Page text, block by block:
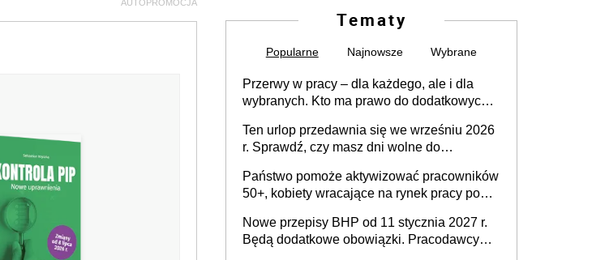
AUTOPROMOCJA
Tematy
Popularne Najnowsze Wybrane
Przerwy w pracy – dla każdego, ale i dla
wybranych. Kto ma prawo do dodatkowych
Ten urlop przedawnia się we wrześniu 2026
r. Sprawdź, czy masz dni wolne do
Państwo pomoże aktywizować pracowników
50+, kobiety wracające na rynek pracy po
osoby neuroatypowe. Powstanie Fundusz
na rzecz Inkluzywności w Zatrudnianiu?
Nowe przepisy BHP od 11 stycznia 2027 r.
Będą dodatkowe obowiązki. Pracodawcy